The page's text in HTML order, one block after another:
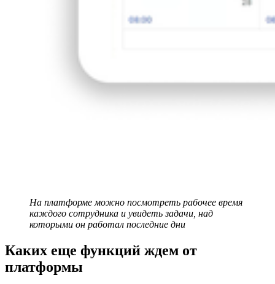
На платформе можно посмотреть рабочее время
каждого сотрудника и увидеть задачи, над
которыми он работал последние дни
Каких еще функций ждем от
платформы